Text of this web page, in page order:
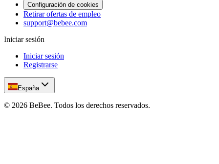
Configuración de cookies
Retirar ofertas de empleo
support@bebee.com
Iniciar sesión
Iniciar sesión
Registrarse
España
© 2026 BeBee. Todos los derechos reservados.